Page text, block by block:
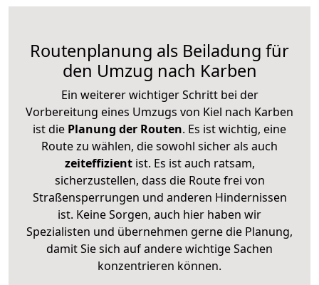
Routenplanung als Beiladung für
den Umzug nach Karben
Ein weiterer wichtiger Schritt bei der
Vorbereitung eines Umzugs von Kiel nach Karben
ist die Planung der Routen. Es ist wichtig, eine
Route zu wählen, die sowohl sicher als auch
zeiteffizientist. Es ist auch ratsam,
sicherzustellen, dass die Route frei von
Straßensperrungen und anderen Hindernissen
ist. Keine Sorgen, auch hier haben wir
Spezialisten und übernehmen gerne die Planung,
damit Sie sich auf andere wichtige Sachen
konzentrieren können.